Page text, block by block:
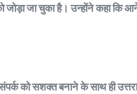
जोड़ा जा चुका है। उन्होंने कहा कि
को सशक्त बनाने के साथ ही